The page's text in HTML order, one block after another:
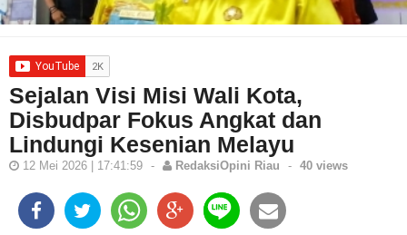
Sejalan Visi Misi Wali Kota,
Disbudpar Fokus Angkat dan
Lindungi Kesenian Melayu
12 Mei 2026 | 17:41:59 - RedaksiOpini Riau - 40 views